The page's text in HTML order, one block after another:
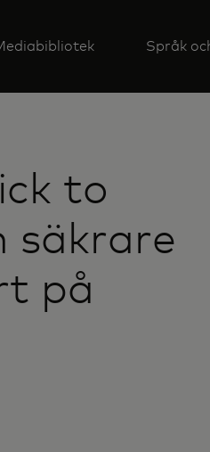
Språk
to
säkrare
på